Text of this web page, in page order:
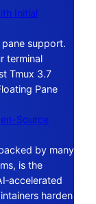
Initial
support.
terminal
Tmux 3.7
Pane
Source
by many
is the
harden